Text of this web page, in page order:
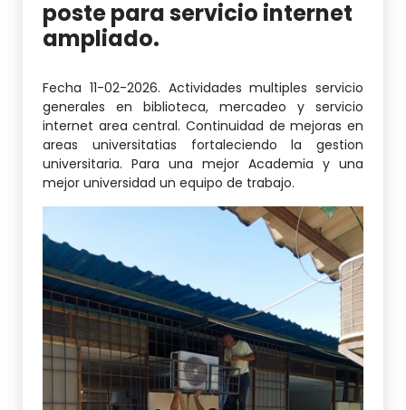
poste para servicio internet
ampliado.
Fecha 11-02-2026. Actividades multiples servicio
generales en biblioteca, mercadeo y servicio
internet area central. Continuidad de mejoras en
areas universitatias fortaleciendo la gestion
universitaria. Para una mejor Academia y una
mejor universidad un equipo de trabajo.